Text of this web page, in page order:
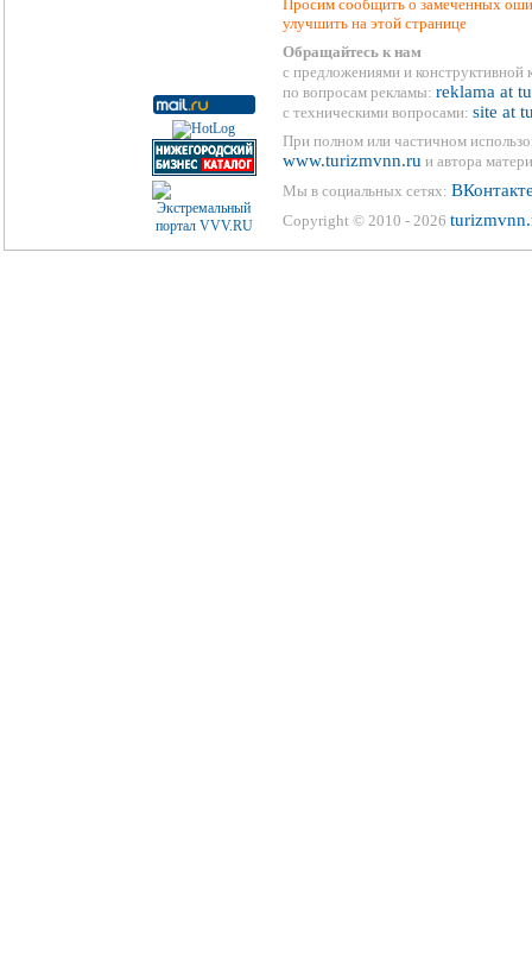
Просим сообщить о замеченных
улучшить на этой странице
Обращайтесь к нам
с предложениями и конструктивной
по вопросам рекламы: reklama at
с техническими вопросами: site at
При полном или частичном
www.turizmvnn.ru и автора
Мы в социальных сетях:
Copyright © 2010 - 2026